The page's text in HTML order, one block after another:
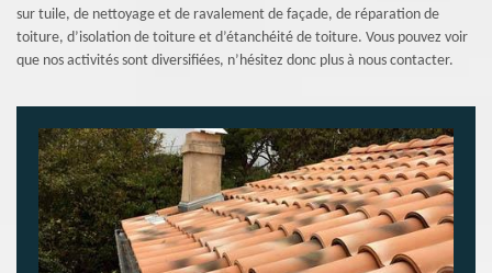
sur tuile, de nettoyage et de ravalement de façade, de réparation de
toiture, d’isolation de toiture et d’étanchéité de toiture. Vous pouvez voir
que nos activités sont diversifiées, n’hésitez donc plus à nous contacter.